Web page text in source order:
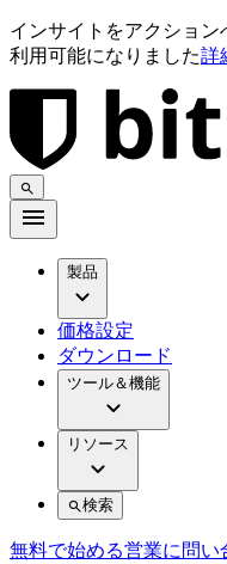
インサイトをアクション
利用可能になりました詳
製品
価格設定
ダウンロード
ツール＆機能
リソース
検索
無料で始める営業に問い